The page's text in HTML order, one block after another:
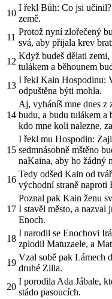
10
I řekl Bůh: Co jsi
země.
11
Protož nyní zlořečený
svá, aby přijala krev
12
Když budeš dělati
tulákem a běhounem
13
I řekl Kain Hospodinu:
odpuštěna býti mohla.
14
Aj, vyháníš mne dnes z
budu, a budu tulákem a
kdo mne koli nalezne,
15
I řekl mu Hospodin:
sedmnásobně mštěno
naKaina, aby ho žádný
16
Tedy odšed Kain od
východní straně naproti
17
Poznal pak Kain ženu
I stavěl město, a nazval
Enoch.
18
I narodil se Enochovi
zplodil Matuzaele, a
19
Vzal sobě pak Lámech
druhé Zilla.
20
I porodila Ada Jábale,
stádo pasoucích.